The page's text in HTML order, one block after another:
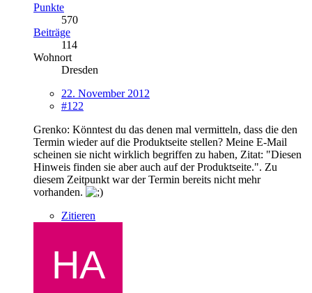
Punkte
570
Beiträge
114
Wohnort
Dresden
22. November 2012
#122
Grenko: Könntest du das denen mal vermitteln, dass die den
Termin wieder auf die Produktseite stellen? Meine E-Mail
scheinen sie nicht wirklich begriffen zu haben, Zitat: "Diesen
Hinweis finden sie aber auch auf der Produktseite.". Zu
diesem Zeitpunkt war der Termin bereits nicht mehr
vorhanden.
Zitieren